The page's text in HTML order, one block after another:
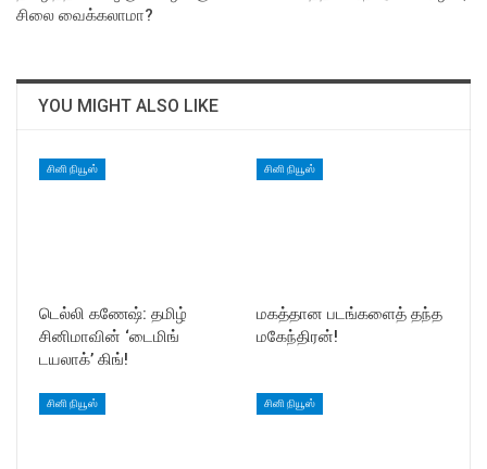
சிலை வைக்கலாமா?
YOU MIGHT ALSO LIKE
சினி நியூஸ்
டெல்லி கணேஷ்: தமிழ்
சினிமாவின் ‘டைமிங்
டயலாக்’ கிங்!
சினி நியூஸ்
மகத்தான படங்களைத் தந்த
மகேந்திரன்!
சினி நியூஸ் சினி நியூஸ்